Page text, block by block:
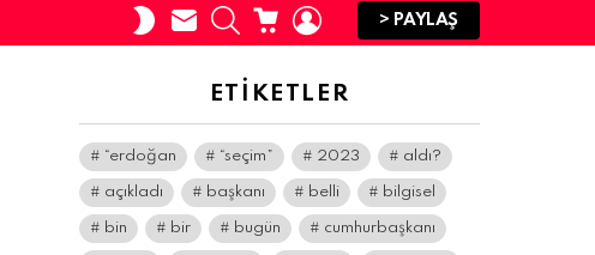
SWITCH
SKIN
SUBSCRIBE
SEARCHCART LOGIN
> PAYLAŞ
ETIKETLER
“erdoğan “seçim” 2023 aldı?
açıkladı başkanı belli bilgisel
bin bir bugün cumhurbaşkanı